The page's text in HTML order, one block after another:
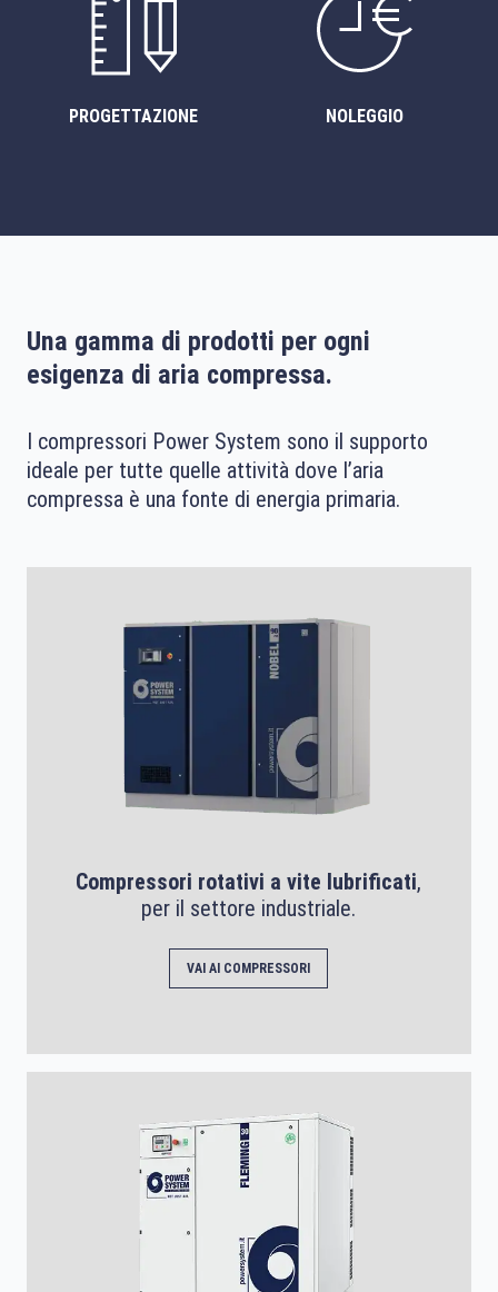
PROGETTAZIONE NOLEGGIO
Una gamma di prodotti per ogni
esigenza di aria compressa.
I compressori Power System sono il supporto
ideale per tutte quelle attività dove l’aria
compressa è una fonte di energia primaria.
Compressori rotativi a vite lubrificati,
per il settore industriale.
VAI AI COMPRESSORI